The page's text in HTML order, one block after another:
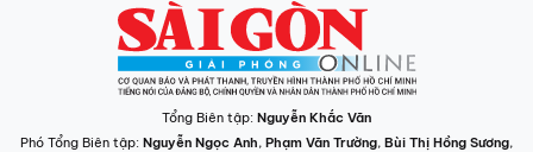
Tổng Biên tập: Nguyễn Khắc Văn
Phó Tổng Biên tập: Nguyễn Ngọc Anh, Phạm Văn Trường, Bùi Thị Hồng Sương,